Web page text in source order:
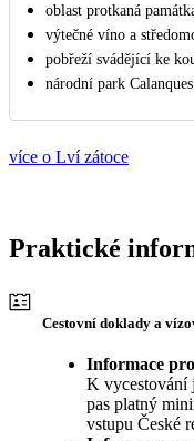
oblast protkaná
výtečné víno a
pobřeží svádějící ke
národní park Calanques
více o Lví zátoce
Praktické
Cestovní doklady a
Informace
K vycestování
pas platný
vstupu České